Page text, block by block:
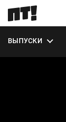
ВЫПУСКИ
УЧАСТНИКИ
О СЕЗОНЕ